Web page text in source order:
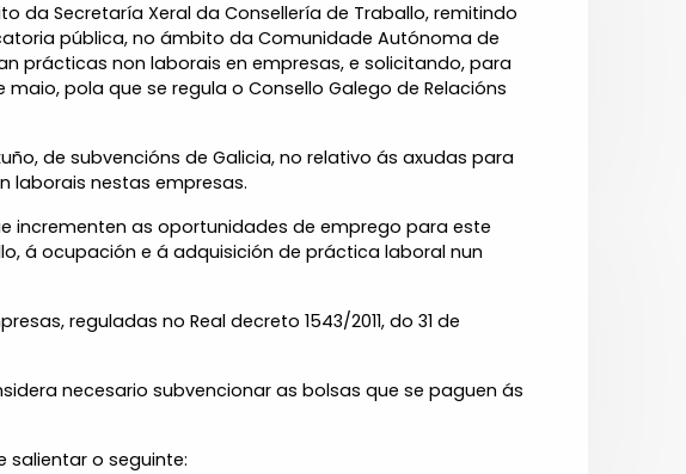
da Secretaría Xeral da Consellería de Traballo, remitindo
pública, no ámbito da Comunidade Autónoma de
prácticas non laborais en empresas, e solicitando, para
pola que se regula o Consello Galego de Relacións
de subvencións de Galicia, no relativo ás axudas para
laborais nestas empresas.
incrementen as oportunidades de emprego para este
á ocupación e á adquisición de práctica laboral nun
reguladas no Real decreto 1543/2011, do 31 de
necesario subvencionar as bolsas que se paguen ás
salientar o seguinte: